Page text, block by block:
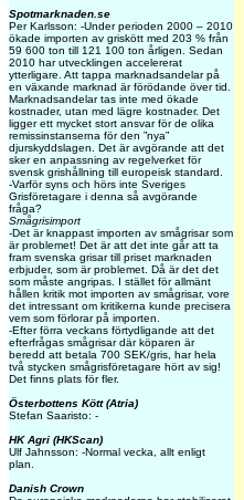
Spotmarknaden.se
Per Karlsson: -Under perioden 2000 – 2010
ökade importen av griskött med 203 % från
59 600 ton till 121 100 ton årligen. Sedan
2010 har utvecklingen accelererat
ytterligare. Att tappa marknadsandelar på
en växande marknad är förödande över tid.
Marknadsandelar tas inte med ökade
kostnader, utan med lägre kostnader. Det
ligger ett mycket stort ansvar för de olika
remissinstanserna för den ”nya”
djurskyddslagen. Det är avgörande att det
sker en anpassning av regelverket för
svensk grishållning till europeisk standard.
-Varför syns och hörs inte Sveriges
Grisföretagare i denna så avgörande
fråga?
Smågrisimport
-Det är knappast importen av smågrisar som
är problemet! Det är att det inte går att ta
fram svenska grisar till priset marknaden
erbjuder, som är problemet. Då är det det
som måste angripas. I stället för allmänt
hållen kritik mot importen av smågrisar, vore
det intressant om kritikerna kunde precisera
vem som förlorar på importen.
-Efter förra veckans förtydligande att det
efterfrågas smågrisar där köparen är
beredd att betala 700 SEK/gris, har hela
två stycken smågrisföretagare hört av sig!
Det finns plats för fler.
Österbottens Kött (Atria)
Stefan Saaristo: -
HK Agri (HKScan)
Ulf Jahnsson: -Normal vecka, allt enligt
plan.
Danish Crown